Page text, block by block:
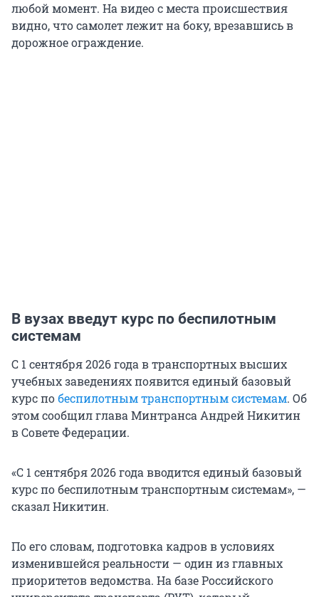
любой момент. На видео с места происшествия
видно, что самолет лежит на боку, врезавшись в
дорожное ограждение.
В вузах введут курс по беспилотным
системам
С 1 сентября 2026 года в транспортных высших
учебных заведениях появится единый базовый
курс побеспилотным транспортным системам. Об
этом сообщил глава Минтранса Андрей Никитин
в Совете Федерации.
«С 1 сентября 2026 года вводится единый базовый
курс по беспилотным транспортным системам», —
сказал Никитин.
По его словам, подготовка кадров в условиях
изменившейся реальности — один из главных
приоритетов ведомства. На базе Российского